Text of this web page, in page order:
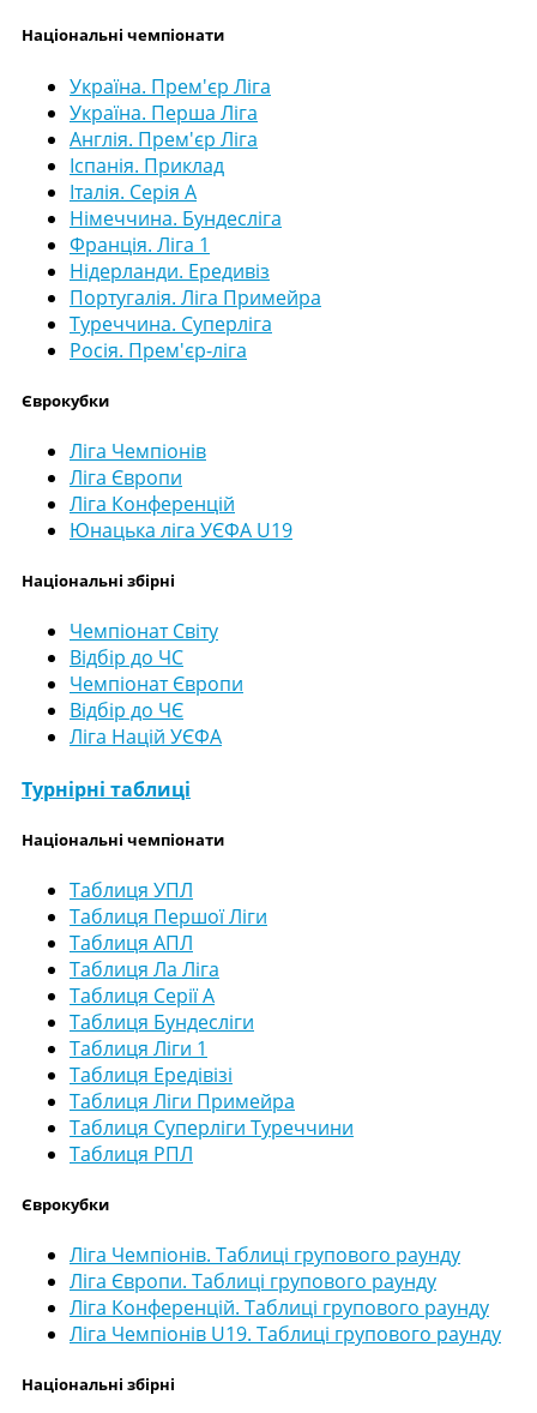
Національні чемпіонати
Україна. Прем'єр Ліга
Україна. Перша Ліга
Англія. Прем'єр Ліга
Іспанія. Приклад
Італія. Серія А
Німеччина. Бундесліга
Франція. Ліга 1
Нідерланди. Ередивіз
Португалія. Ліга Примейра
Туреччина. Суперліга
Росія. Прем'єр-ліга
Єврокубки
Ліга Чемпіонів
Ліга Європи
Ліга Конференцій
Юнацька ліга УЄФА U19
Національні збірні
Чемпіонат Світу
Відбір до ЧС
Чемпіонат Європи
Відбір до ЧЄ
Ліга Націй УЄФА
Турнірні таблиці
Національні чемпіонати
Таблиця УПЛ
Таблиця Першої Ліги
Таблиця АПЛ
Таблиця Ла Ліга
Таблиця Серії А
Таблиця Бундесліги
Таблиця Ліги 1
Таблиця Ередівізі
Таблиця Ліги Примейра
Таблиця Суперліги Туреччини
Таблиця РПЛ
Єврокубки
Ліга Чемпіонів. Таблиці групового раунду
Ліга Європи. Таблиці групового раунду
Ліга Конференцій. Таблиці групового раунду
Ліга Чемпіонів U19. Таблиці групового раунду
Національні збірні